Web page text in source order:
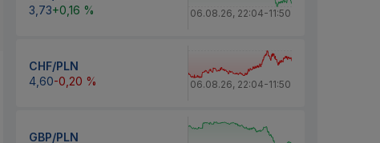
3,73+0,16 % 06.08.26, 22:04-11:50
CHF/PLN
4,60-0,20 % 06.08.26, 22:04-11:50
GBP/PLN